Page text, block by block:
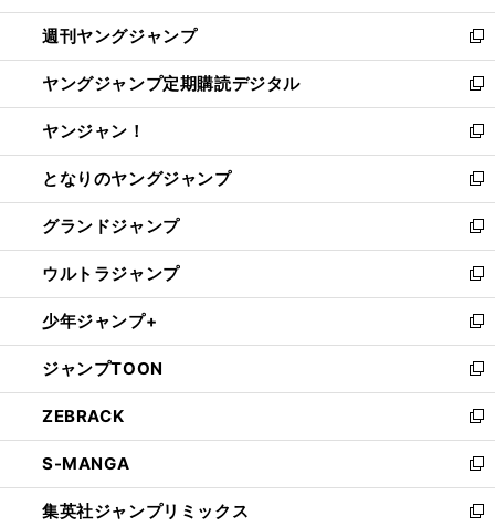
開
く
ウ
で
開
く
ン
ド
ウ
で
開
く
ウ
ィ
ン
ド
ウ
で
開
く
週刊ヤングジャンプ
新
し
い
ウ
ィ
ン
ド
ウ
で
開
く
ヤングジャンプ定期購読デジタル
新
し
い
ウ
ィ
ン
ド
ウ
で
開
く
ヤンジャン！
新
し
い
ウ
ィ
ン
ド
ウ
で
開
く
となりのヤングジャンプ
新
し
い
ウ
ィ
ン
ド
ウ
で
開
く
グランドジャンプ
新
し
い
ウ
ィ
ン
ド
ウ
で
開
く
ウルトラジャンプ
新
し
い
ウ
ィ
ン
ド
ウ
で
開
く
少年ジャンプ+
新
し
い
ウ
ィ
ン
ド
ウ
で
ジャンプTOON
新
し
い
ウ
ィ
ン
ド
ZEBRACK
新
し
い
ウ
ィ
S-MANGA
新
し
い
集英社ジャンプリミックス
新